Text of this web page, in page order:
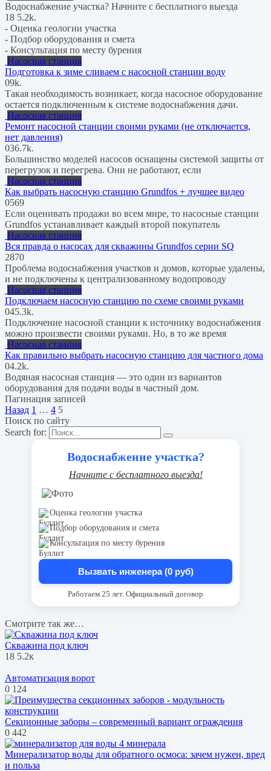
Водоснабжение участка? Начните с бесплатного выезда
18 5.2k.
- Оценка геологии участка
- Подбор оборудования и смета
- Консультация по месту бурения
Насосная станция
Подготовка к зиме сливаем с насосной станции воду
09k.
Такая необходимость возникает, когда насосное оборудование
остается подключенным к системе водоснабжения дачи.
Насосная станция
Ремонт насосной станции своими руками (не отключается,
нет давления)
036.7k.
Большинство моделей насосов оснащены системой защиты от
перегрузок и перегрева. Они не работают, если
Насосная станция
Как выбрать насосную станцию Grundfos + лучшее видео
0569
Если оценивать продажи во всем мире, то насосные станции
Grundfos устанавливает каждый второй покупатель
Насосная станция
Вся правда о насосах для скважины Grundfos серии SQ
2870
Проблема водоснабжения участков и домов, которые удалены,
и не подключены к централизованному водопроводу
Насосная станция
Подключаем насосную станцию по схеме своими руками
045.3k.
Подключение насосной станции к источнику водоснабжения
можно произвести своими руками. Но, в то же время
Насосная станция
Как правильно выбрать насосную станцию для частного дома
04.2k.
Водяная насосная станция — это один из вариантов
оборудования для подачи воды в частный дом.
Пагинация записей
Назад 1 … 4 5
Поиск по сайту
Search for:
Водоснабжение участка?
Начните с бесплатного выезда!
Оценка геологии участка
Подбор оборудования и смета
Консультация по месту бурения
Вызвать инженера (0 руб)
Работаем 25 лет. Официальный договор
Смотрите так же…
Скважина под ключ
18 5.2к
Автоматизация ворот
0 124
Секционные заборы – современный вариант ограждения
0 442
Минерализатор воды для обратного осмоса: зачем нужен, вред
и польза